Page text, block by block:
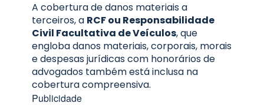
A cobertura de danos materiais a
terceiros, a RCF ou Responsabilidade
Civil Facultativa de Veículos, que
engloba danos materiais, corporais, morais
e despesas jurídicas com honorários de
advogados também está inclusa na
cobertura compreensiva.
Publicidade